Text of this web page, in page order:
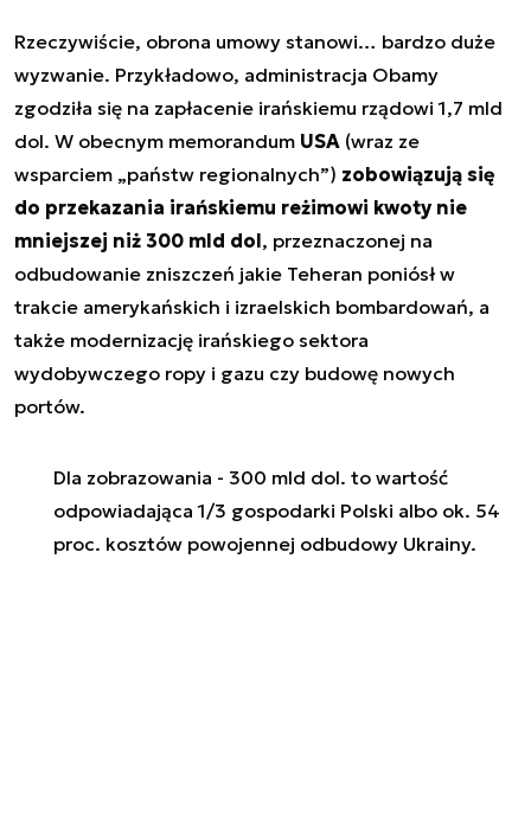
Rzeczywiście, obrona umowy stanowi… bardzo duże
wyzwanie. Przykładowo, administracja Obamy
zgodziła się na zapłacenie irańskiemu rządowi 1,7 mld
dol. W obecnym memorandum USA (wraz ze
wsparciem „państw regionalnych”) zobowiązują się
do przekazania irańskiemu reżimowi kwoty nie
mniejszej niż 300 mld dol, przeznaczonej na
odbudowanie zniszczeń jakie Teheran poniósł w
trakcie amerykańskich i izraelskich bombardowań, a
także modernizację irańskiego sektora
wydobywczego ropy i gazu czy budowę nowych
portów.
Dla zobrazowania - 300 mld dol. to wartość
odpowiadająca 1/3 gospodarki Polski albo ok. 54
proc. kosztów powojennej odbudowy Ukrainy.